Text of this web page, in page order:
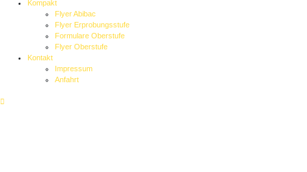
Kompakt
Flyer Abibac
Flyer Erprobungsstufe
Formulare Oberstufe
Flyer Oberstufe
Kontakt
Impressum
Anfahrt